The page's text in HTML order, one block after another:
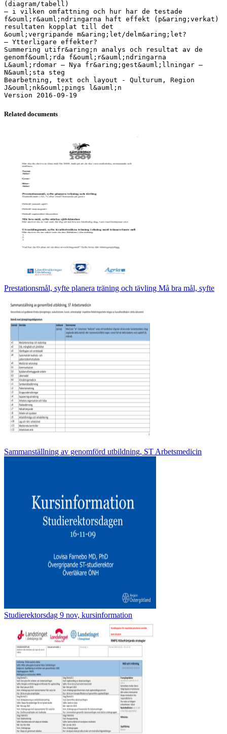
(diagram/tabell)
– i vilken omfattning och hur har de testade
f&ouml;r&auml;ndringarna haft effekt (p&aring;verkat)
resultaten kopplat till det
&ouml;vergripande m&aring;let/delm&aring;let?
– Ytterligare effekter?
Summering utifr&aring;n analys och resultat av de
genomf&ouml;rda f&ouml;r&auml;ndringarna
L&auml;rdomar – Nya fr&aring;gest&auml;llningar –
N&auml;sta steg
Bearbetning, text och layout - Qulturum, Region
J&ouml;nk&ouml;pings l&auml;n
Related documents
Prestationsmål, syfte planera träning och tävling Må bra mål, syfte
Sammanställning av genomförd utbildning, ST Arbetsmedicin
Studierektorsdag 9 nov, kursinformation